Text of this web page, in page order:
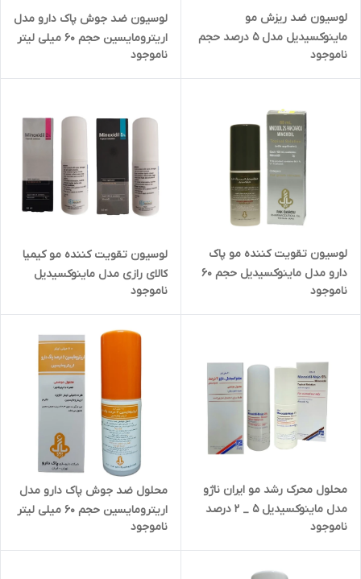
لوسیون ضد ریزش مو
ماینوکسیدیل مدل 5 درصد حجم
60 میلی لیتر
ناموجود
لوسیون ضد جوش پاک دارو مدل
اریترومایسین حجم 60 میلی لیتر
ناموجود
لوسیون تقویت کننده مو پاک
دارو مدل ماینوکسیدیل حجم 60
میلی لیتر
ناموجود
لوسیون تقویت کننده مو کیمیا
کالای رازی مدل ماینوکسیدیل
حجم 60 میلی لیتر بسته 2 عددی
ناموجود
محلول محرک رشد مو ایران ناژو
مدل ماینوکسیدیل 5 _ 2 درصد
حجم 60 میلی لیتر بسته 2 عددی
ناموجود
محلول ضد جوش پاک دارو مدل
اریترومایسین حجم ۶۰ میلی لیتر
ناموجود